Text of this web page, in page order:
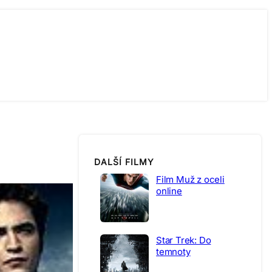
DALŠÍ FILMY
Film Muž z oceli
online
Star Trek: Do
temnoty